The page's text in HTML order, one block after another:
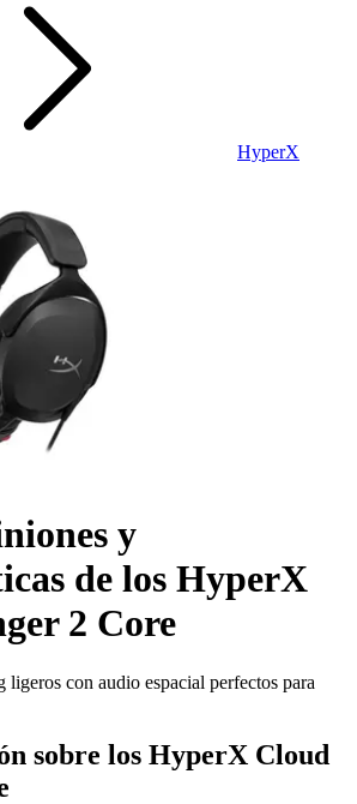
HyperX
y
de los HyperX
2 Core
ligeros con audio espacial perfectos para
sobre los HyperX Cloud